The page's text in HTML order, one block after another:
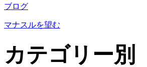
ブログ
マナスルを望む
カテゴリー別